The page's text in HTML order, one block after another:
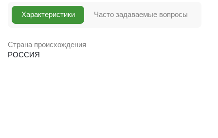
Характеристики
Страна происхождения
РОССИЯ
Часто задаваемые вопросы